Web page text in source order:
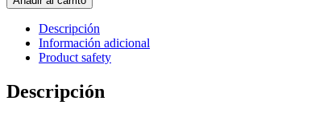
un
concepto
reurbanización
cantidad
Descripción
Información adicional
Product safety
Descripción